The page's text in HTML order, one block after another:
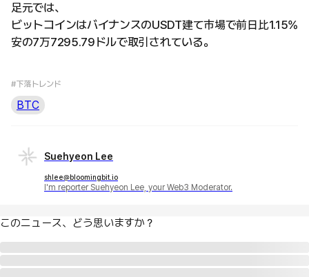
足元では、
ビットコインはバイナンスのUSDT建て市場で前日比1.15%
安の7万7295.79ドルで取引されている。
#下落トレンド
BTC
Suehyeon Lee
shlee@bloomingbit.io
I'm reporter Suehyeon Lee, your Web3 Moderator.
このニュース、どう思いますか？